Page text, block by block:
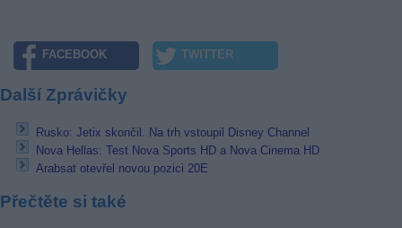
FACEBOOK TWITTER
Další Zprávičky
Rusko: Jetix skončil. Na trh vstoupil Disney Channel
Nova Hellas: Test Nova Sports HD a Nova Cinema HD
Arabsat otevřel novou pozici 20E
Přečtěte si také